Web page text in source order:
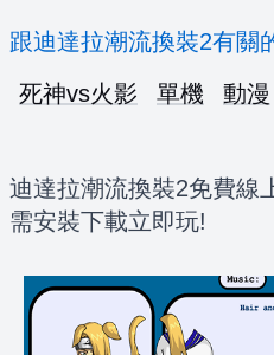
跟迪達拉潮流換裝2有關
死神vs火影
單機 動漫
迪達拉潮流換裝2免費線
需安裝下載立即玩!